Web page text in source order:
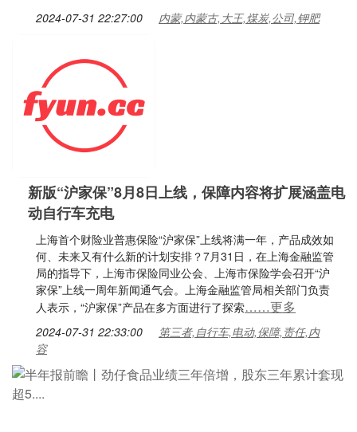
2024-07-31 22:27:00 内蒙,内蒙古,大王,煤炭,公司,钾肥
新版“沪家保”8月8日上线，保障内容将扩展涵盖电
动自行车充电
上海首个财险业普惠保险“沪家保”上线将满一年，产品成效如
何、未来又有什么新的计划安排？7月31日，在上海金融监管
局的指导下，上海市保险同业公会、上海市保险学会召开“沪
家保”上线一周年新闻通气会。上海金融监管局相关部门负责
人表示，“沪家保”产品在多方面进行了探索……更多
2024-07-31 22:33:00
第三者,自行车,电动,保障,责任,内
容